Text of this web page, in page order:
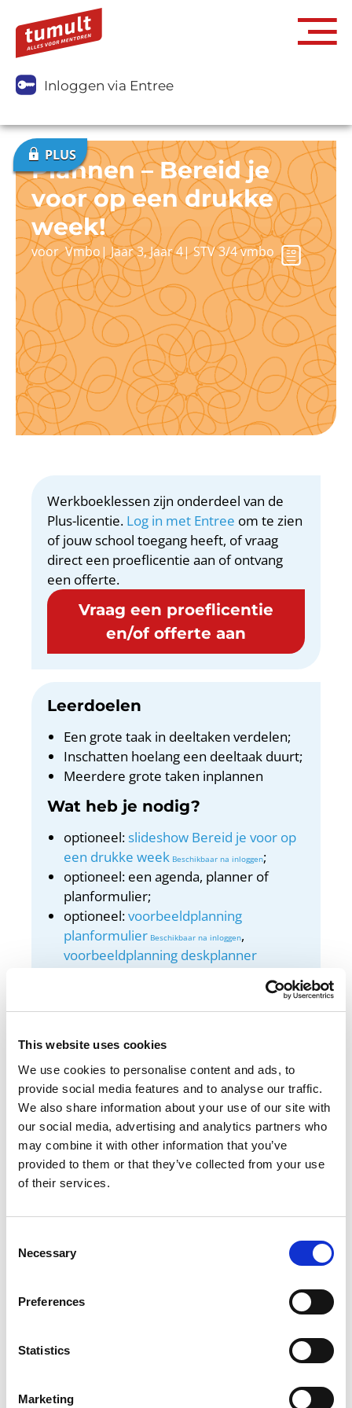
This website uses cookies
We use cookies to personalise content and ads, to
provide social media features and to analyse our traffic.
We also share information about your use of our site with
our social media, advertising and analytics partners who
may combine it with other information that you’ve
provided to them or that they’ve collected from your use
of their services.
Selection
Necessary
Preferences
Statistics
Marketing
Inloggen via Entree
Plannen – Bereid je
voor op een drukke
week!
voorVmbo |Jaar 3,Jaar 4|STV 3/4 vmbo
Werkboeklessen zijn onderdeel van de
Plus-licentie. Log in met Entree om te zien
of jouw school toegang heeft, of vraag
direct een proeflicentie aan of ontvang
een offerte.
Vraag een proeflicentie
en/of offerte aan
Leerdoelen
Een grote taak in deeltaken verdelen;
Inschatten hoelang een deeltaak duurt;
Meerdere grote taken inplannen
Wat heb je nodig?
optioneel: slideshow Bereid je voor op
een drukke week
;
optioneel: een agenda, planner of
planformulier;
optioneel:voorbeeldplanning
planformulier
,
voorbeeldplanning deskplanner
Docentenhandleiding
In deze les leer je hoe je een drukke week
plant. Je verdeelt het leren, zodat je geen